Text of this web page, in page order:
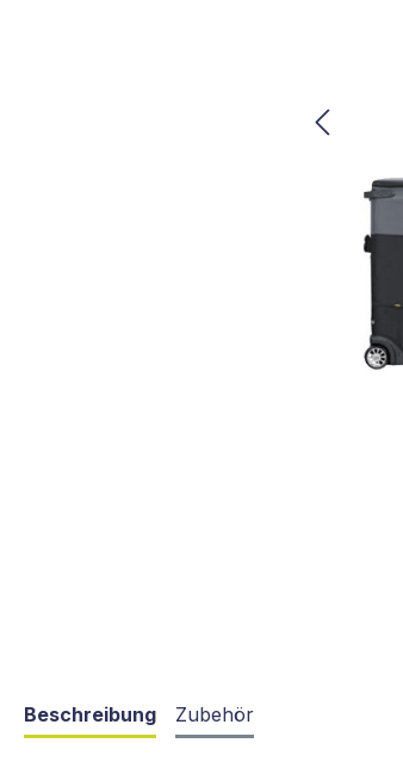
Beschreibung Zubehör